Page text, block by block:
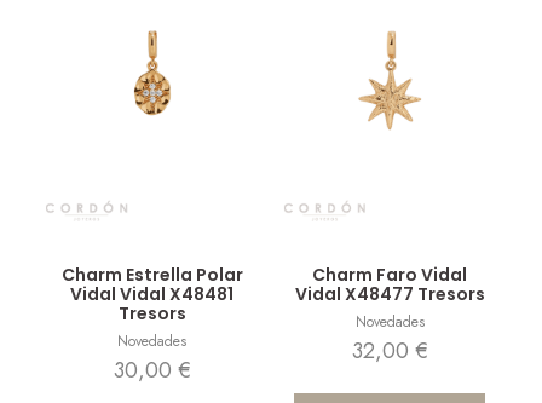
Charm Estrella Polar
Vidal Vidal X48481
Tresors
Novedades
30,00 €
Charm Faro Vidal
Vidal X48477 Tresors
Novedades
32,00 €